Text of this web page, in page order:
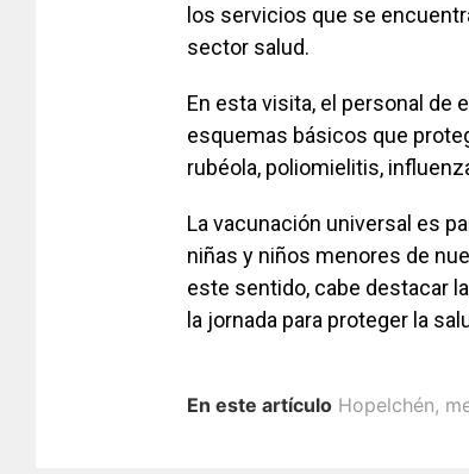
los servicios que se
sector salud.
En esta visita, el personal de
esquemas básicos que
rubéola, poliomielitis,
La vacunación universal es
niñas y niños menores de
este sentido, cabe destacar
la jornada para proteger la
En este artículo Hopelchén,